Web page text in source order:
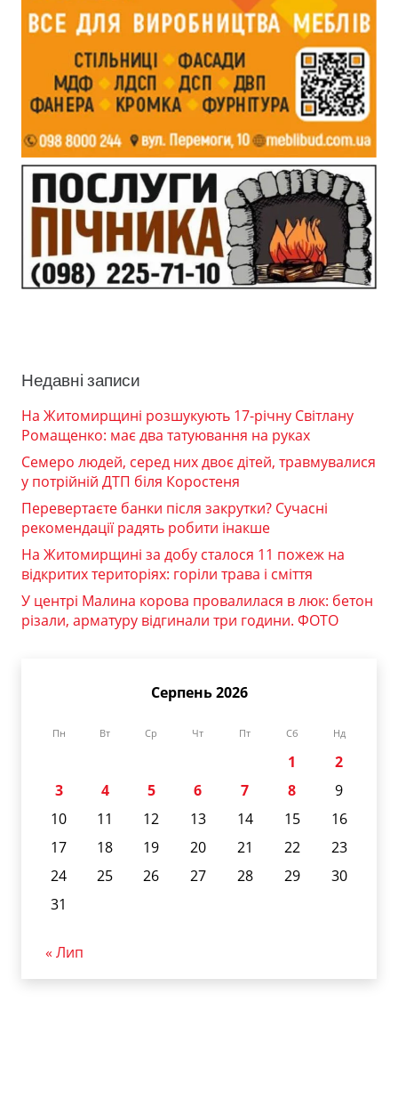
Недавні записи
На Житомирщині розшукують 17-річну Світлану
Ромащенко: має два татуювання на руках
Семеро людей, серед них двоє дітей, травмувалися
у потрійній ДТП біля Коростеня
Перевертаєте банки після закрутки? Сучасні
рекомендації радять робити інакше
На Житомирщині за добу сталося 11 пожеж на
відкритих територіях: горіли трава і сміття
У центрі Малина корова провалилася в люк: бетон
різали, арматуру відгинали три години. ФОТО
Серпень 2026
Пн Вт Ср Чт Пт Сб Нд
1
2
3
4 5 6 7 8
9
10
11 12 13 14 15
16
17
18 19 20 21 22
23
24
25 26 27 28 29
30
31
« Лип